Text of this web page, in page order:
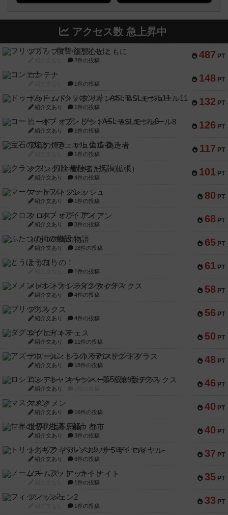
アクセス数 急上昇中
487 PT
フリップ７：復讐心とともに
2件の投稿
148 PT
コンテナ
1件の投稿
132 PT
ドゥームド・バタリオンズ：ASLモジュール11
紹介文あり 1件の投稿
126 PT
コード・オブ・ブシドー：ASLモジュール8
紹介文あり 1件の投稿
117 PT
宝石の煌き：デュエル 偽造者
1件の投稿
101 PT
クランク! ：冒険者たち（拡張）
紹介文あり 4件の投稿
80 PT
マーケットフレッシュ
紹介文あり 1件の投稿
68 PT
クロス・オブ・アイアン
紹介文あり 3件の投稿
65 PT
ふたつの街の物語
紹介文あり 18件の投稿
61 PT
とうほうの！
1件の投稿
58 PT
メメントオンラインタクティクス
紹介文あり 4件の投稿
56 PT
ブリックス
紹介文あり 4件の投稿
50 PT
ダグエイトチェス
紹介文あり 11件の投稿
48 PT
アズール：シントラのステンドグラス
紹介文あり 18件の投稿
46 PT
ロシアン・キャンペーン：第5版デラックス
紹介文あり
40 PT
マスクメン
紹介文あり 16件の投稿
40 PT
世界の七不思議：都市
紹介文あり 3件の投稿
37 PT
トリックギア - ペルソナ5 ザ・ロイヤル-
紹介文あり 6件の投稿
35 PT
ノームズ・アット・ナイト
1件の投稿
33 PT
フィッシェン2
1件の投稿